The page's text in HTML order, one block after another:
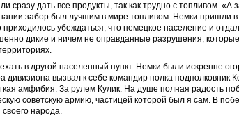
сразу дать все продукты, так как трудно с топливом. «А
забор был лучшим в мире топливом. Немки пришли в
убеждаться, что немецкое население и
дикие и ничем не оправданные разрушения,
в другой населенный пункт. Немки были искренне
вызвал к себе командир полка подполковник
амфибия. За рулем Кулик. На душе полная радость
советскую армию, частицей которой был я сам. В
народа.